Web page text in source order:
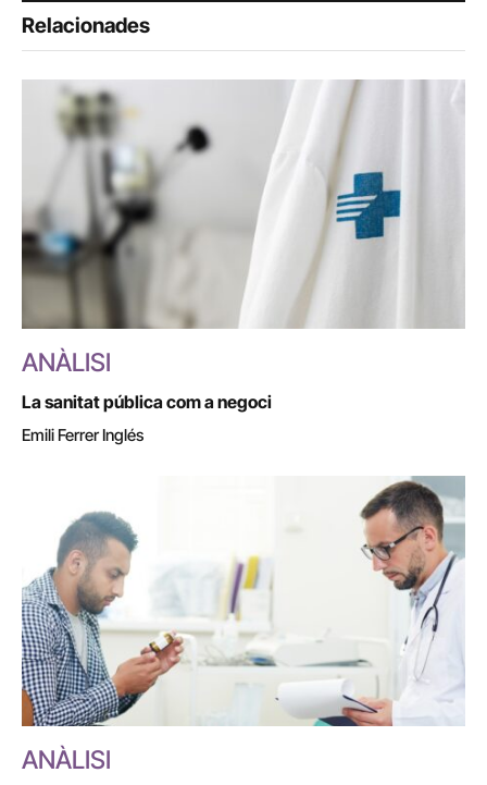
Relacionades
ANÀLISI
La sanitat pública com a negoci
Emili Ferrer Inglés
ANÀLISI